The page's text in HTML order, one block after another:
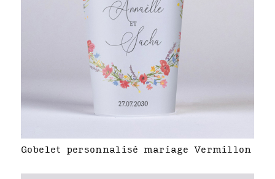
Gobelet personnalisé mariage Vermillon